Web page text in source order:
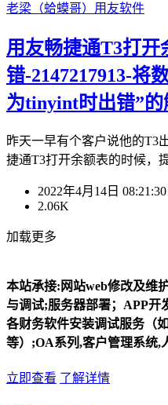
老梁（蛤蟆哥） 用友软件
用友畅捷通T3打开
错-2147217913-将
为tinyint时出错”的
昨天一早有个客户说他的T3
捷通T3打开余额表的时候，
2022年4月14日 08:21:30
2.06K
加载更多
本站承接:网站web修改及维
与调试;服务器部署；APP开
各财务软件安装调试服务（
等）;OA系列,客户管理系统,
立即查看 了解详情